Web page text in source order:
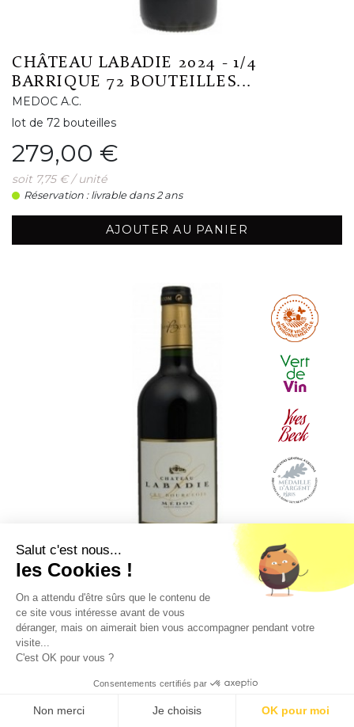
CHÂTEAU LABADIE 2024 - 1/4
BARRIQUE 72 BOUTEILLES...
MEDOC A.C.
lot de 72 bouteilles
Prix
279,00 €
soit 7,75 € / unité
Réservation : livrable dans 2 ans
AJOUTER AU PANIER
CHÂTEAU LABADIE 2022
MEDOC A.C.
Salut c'est nous...
les Cookies !
On a attendu d'être sûrs que le contenu de
ce site vous intéresse avant de vous
déranger, mais on aimerait bien vous accompagner pendant votre
visite...
C'est OK pour vous ?
Consentements certifiés par
Non merci Je choisis OK pour moi
★★★★★